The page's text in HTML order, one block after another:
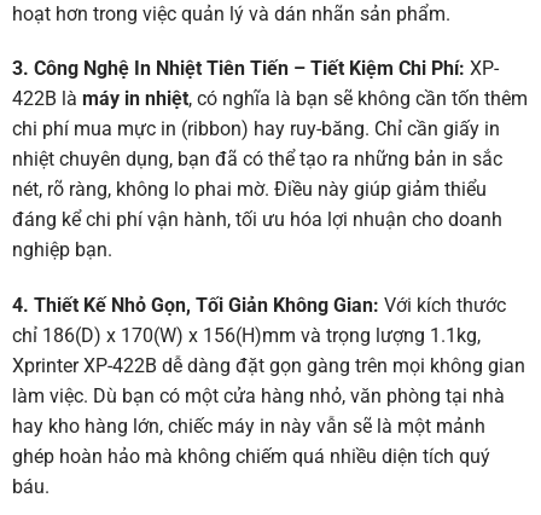
hoạt hơn trong việc quản lý và dán nhãn sản phẩm.
3. Công Nghệ In Nhiệt Tiên Tiến – Tiết Kiệm Chi Phí: XP-
422B là máy in nhiệt, có nghĩa là bạn sẽ không cần tốn thêm
chi phí mua mực in (ribbon) hay ruy-băng. Chỉ cần giấy in
nhiệt chuyên dụng, bạn đã có thể tạo ra những bản in sắc
nét, rõ ràng, không lo phai mờ. Điều này giúp giảm thiểu
đáng kể chi phí vận hành, tối ưu hóa lợi nhuận cho doanh
nghiệp bạn.
4. Thiết Kế Nhỏ Gọn, Tối Giản Không Gian: Với kích thước
chỉ 186(D) x 170(W) x 156(H)mm và trọng lượng 1.1kg,
Xprinter XP-422B dễ dàng đặt gọn gàng trên mọi không gian
làm việc. Dù bạn có một cửa hàng nhỏ, văn phòng tại nhà
hay kho hàng lớn, chiếc máy in này vẫn sẽ là một mảnh
ghép hoàn hảo mà không chiếm quá nhiều diện tích quý
báu.